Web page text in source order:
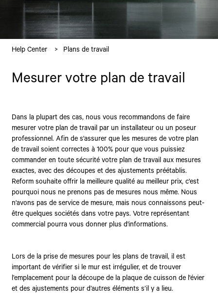
Help Center Plans de travail
Mesurer votre plan de travail
Dans la plupart des cas, nous vous recommandons de faire
mesurer votre plan de travail par un installateur ou un poseur
professionnel. Afin de s'assurer que les mesures de votre plan
de travail soient correctes à 100% pour que vous puissiez
commander en toute sécurité votre plan de travail aux mesures
exactes, avec des découpes et des ajustements préétablis.
Reform souhaite offrir la meilleure qualité au meilleur prix, c'est
pourquoi nous ne prenons pas de mesures nous même. Nous
n'avons pas de service de mesure, mais nous connaissons peut-
être quelques sociétés dans votre pays. Votre représentant
commercial pourra vous donner plus d'informations.
Lors de la prise de mesures pour les plans de travail, il est
important de vérifier si le mur est irrégulier, et de trouver
l’emplacement pour la découpe de la plaque de cuisson de l'évier
et des ajustements pour d’autres éléments s’il y a lieu.